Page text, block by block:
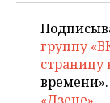
группу
страницу